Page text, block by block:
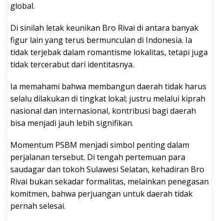
global.
Di sinilah letak keunikan Bro Rivai di antara banyak
figur lain yang terus bermunculan di Indonesia. Ia
tidak terjebak dalam romantisme lokalitas, tetapi juga
tidak tercerabut dari identitasnya.
Ia memahami bahwa membangun daerah tidak harus
selalu dilakukan di tingkat lokal; justru melalui kiprah
nasional dan internasional, kontribusi bagi daerah
bisa menjadi jauh lebih signifikan.
Momentum PSBM menjadi simbol penting dalam
perjalanan tersebut. Di tengah pertemuan para
saudagar dan tokoh Sulawesi Selatan, kehadiran Bro
Rivai bukan sekadar formalitas, melainkan penegasan
komitmen, bahwa perjuangan untuk daerah tidak
pernah selesai.